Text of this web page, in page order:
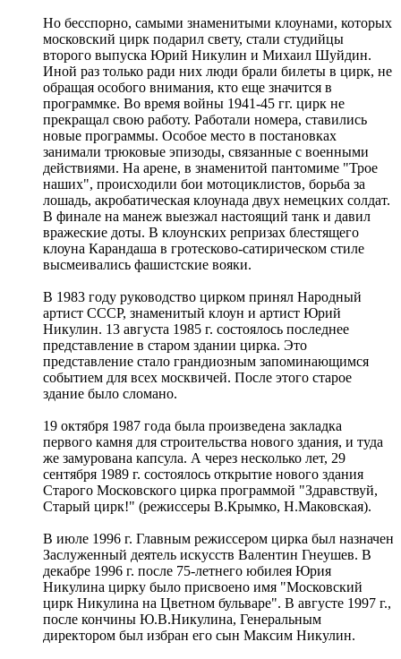
Но бесспорно, самыми знаменитыми клоунами, которых
московский цирк подарил свету, стали студийцы
второго выпуска Юрий Никулин и Михаил Шуйдин.
Иной раз только ради них люди брали билеты в цирк, не
обращая особого внимания, кто еще значится в
программке. Во время войны 1941-45 гг. цирк не
прекращал свою работу. Работали номера, ставились
новые программы. Особое место в постановках
занимали трюковые эпизоды, связанные с военными
действиями. На арене, в знаменитой пантомиме "Трое
наших", происходили бои мотоциклистов, борьба за
лошадь, акробатическая клоунада двух немецких солдат.
В финале на манеж выезжал настоящий танк и давил
вражеские доты. В клоунских репризах блестящего
клоуна Карандаша в гротесково-сатирическом стиле
высмеивались фашистские вояки.
В 1983 году руководство цирком принял Народный
артист СССР, знаменитый клоун и артист Юрий
Никулин. 13 августа 1985 г. состоялось последнее
представление в старом здании цирка. Это
представление стало грандиозным запоминающимся
событием для всех москвичей. После этого старое
здание было сломано.
19 октября 1987 года была произведена закладка
первого камня для строительства нового здания, и туда
же замурована капсула. А через несколько лет, 29
сентября 1989 г. состоялось открытие нового здания
Старого Московского цирка программой "Здравствуй,
Старый цирк!" (режиссеры В.Крымко, Н.Маковская).
В июле 1996 г. Главным режиссером цирка был назначен
Заслуженный деятель искусств Валентин Гнеушев. В
декабре 1996 г. после 75-летнего юбилея Юрия
Никулина цирку было присвоено имя "Московский
цирк Никулина на Цветном бульваре". В августе 1997 г.,
после кончины Ю.В.Никулина, Генеральным
директором был избран его сын Максим Никулин.